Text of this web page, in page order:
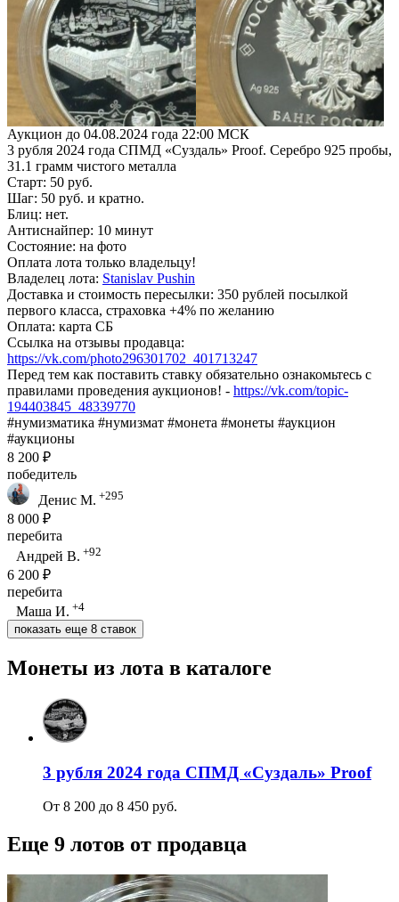
Аукцион до 04.08.2024 года 22:00 МСК
3 рубля 2024 года СПМД «Суздаль» Proof. Серебро 925 пробы,
31.1 грамм чистого металла
Старт: 50 руб.
Шаг: 50 руб. и кратно.
Блиц: нет.
Антиснайпер: 10 минут
Состояние: на фото
Оплата лота только владельцу!
Владелец лота: Stanislav Pushin
Доставка и стоимость пересылки: 350 рублей посылкой
первого класса, страховка +4% по желанию
Оплата: карта СБ
Ссылка на отзывы продавца:
https://vk.com/photo296301702_401713247
Перед тем как поставить ставку обязательно ознакомьтесь с
правилами проведения аукционов! - https://vk.com/topic-
194403845_48339770
#нумизматика #нумизмат #монета #монеты #аукцион
#аукционы
8 200 ₽
победитель
Денис М. +295
8 000 ₽
перебита
Андрей В. +92
6 200 ₽
перебита
Маша И. +4
показать еще 8 ставок
Монеты из лота в каталоге
3 рубля 2024 года СПМД «Суздаль» Proof
От 8 200 до 8 450 руб.
Еще 9 лотов от продавца